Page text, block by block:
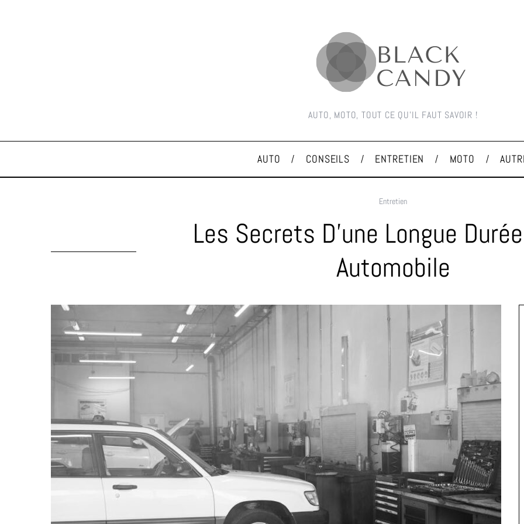
AUTO, MOTO, TOUT CE QU'IL FAUT SAVOIR !
AUTO CONSEILS ENTRETIEN MOTO
Entretien
Les Secrets D’une Longue
Automobile